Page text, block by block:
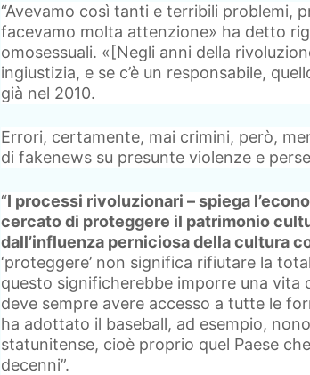
“Avevamo così tanti e terribili problemi,
facevamo molta attenzione» ha detto
omosessuali. «[Negli anni della
ingiustizia, e se c’è un responsabile,
già nel 2010.
Errori, certamente, mai crimini, però,
di fakenews su presunte violenze e
“I processi rivoluzionari – spiega
cercato di proteggere il patrimonio
dall’influenza perniciosa della cultura
‘proteggere’ non significa rifiutare la
questo significherebbe imporre una vita
deve sempre avere accesso a tutte le
ha adottato il baseball, ad esempio,
statunitense, cioè proprio quel Paese
decenni”.